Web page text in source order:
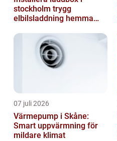
stockholm trygg
elbilsladdning hemma
07 juli 2026
Värmepump i Skåne:
Smart uppvärmning för
mildare klimat